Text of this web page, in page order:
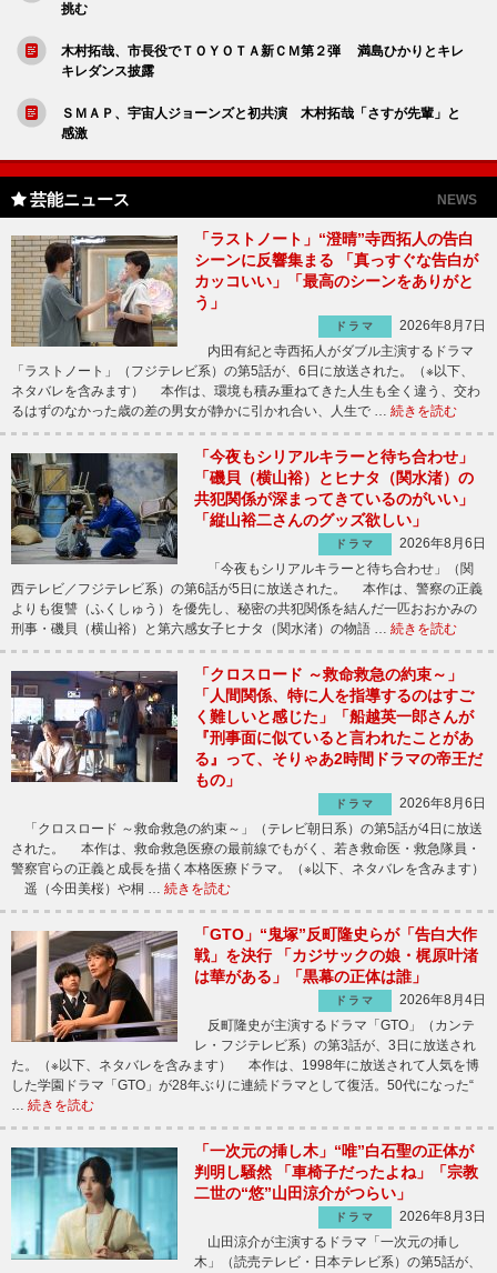
挑む
木村拓哉、市長役でＴＯＹＯＴＡ新ＣＭ第２弾 満島ひかりとキレ
キレダンス披露
ＳＭＡＰ、宇宙人ジョーンズと初共演 木村拓哉「さすが先輩」と
感激
芸能ニュース NEWS
「ラストノート」“澄晴”寺西拓人の告白
シーンに反響集まる 「真っすぐな告白が
カッコいい」「最高のシーンをありがと
う」
ドラマ
2026年8月7日
内田有紀と寺西拓人がダブル主演するドラマ
「ラストノート」（フジテレビ系）の第5話が、6日に放送された。（※以下、
ネタバレを含みます） 本作は、環境も積み重ねてきた人生も全く違う、交わ
るはずのなかった歳の差の男女が静かに引かれ合い、人生で … 続きを読む
「今夜もシリアルキラーと待ち合わせ」
「磯貝（横山裕）とヒナタ（関水渚）の
共犯関係が深まってきているのがいい」
「縦山裕二さんのグッズ欲しい」
ドラマ
2026年8月6日
「今夜もシリアルキラーと待ち合わせ」（関
西テレビ／フジテレビ系）の第6話が5日に放送された。 本作は、警察の正義
よりも復讐（ふくしゅう）を優先し、秘密の共犯関係を結んだ一匹おおかみの
刑事・磯貝（横山裕）と第六感女子ヒナタ（関水渚）の物語 … 続きを読む
「クロスロード ～救命救急の約束～」
「人間関係、特に人を指導するのはすご
く難しいと感じた」「船越英一郎さんが
『刑事面に似ていると言われたことがあ
る』って、そりゃあ2時間ドラマの帝王だ
もの」
ドラマ
2026年8月6日
「クロスロード ～救命救急の約束～」（テレビ朝日系）の第5話が4日に放送
された。 本作は、救命救急医療の最前線でもがく、若き救命医・救急隊員・
警察官らの正義と成長を描く本格医療ドラマ。（※以下、ネタバレを含みます）
遥（今田美桜）や桐 … 続きを読む
「GTO」“鬼塚”反町隆史らが「告白大作
戦」を決行 「カジサックの娘・梶原叶渚
は華がある」「黒幕の正体は誰」
ドラマ
2026年8月4日
反町隆史が主演するドラマ「GTO」（カンテ
レ・フジテレビ系）の第3話が、3日に放送され
た。（※以下、ネタバレを含みます） 本作は、1998年に放送されて人気を博
した学園ドラマ「GTO」が28年ぶりに連続ドラマとして復活。50代になった“
… 続きを読む
「一次元の挿し木」“唯”白石聖の正体が
判明し騒然 「車椅子だったよね」「宗教
二世の“悠”山田涼介がつらい」
ドラマ
2026年8月3日
山田涼介が主演するドラマ「一次元の挿し
木」（読売テレビ・日本テレビ系）の第5話が、